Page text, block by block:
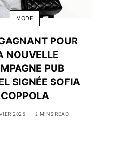
MODE
POUR
NOUVELLE
PUB
SIGNÉE SOFIA
COPPOLA
2025 2 MINS READ